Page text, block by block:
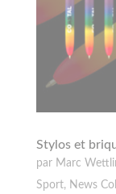
Stylos et
par Marc
Sport, News